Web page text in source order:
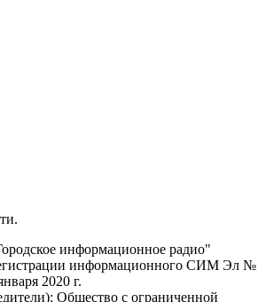
информационное радио"
информационного СИМ Эл №
2020 г.
Общество с ограниченной